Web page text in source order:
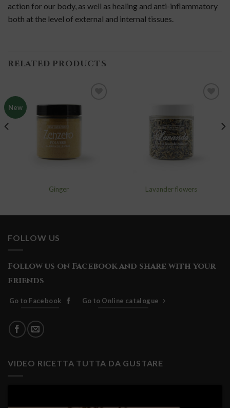
action for our body, as well as healing and anti-inflammatory
both at the level of external and internal tissues.
RELATED PRODUCTS
New
Ginger Lavander flowers
FOLLOW US
Follow us on Facebook and share with your
friends
Go to Facebook Go to Online catalogue
VIDEO RICETTA TUTTA DA GUSTARE